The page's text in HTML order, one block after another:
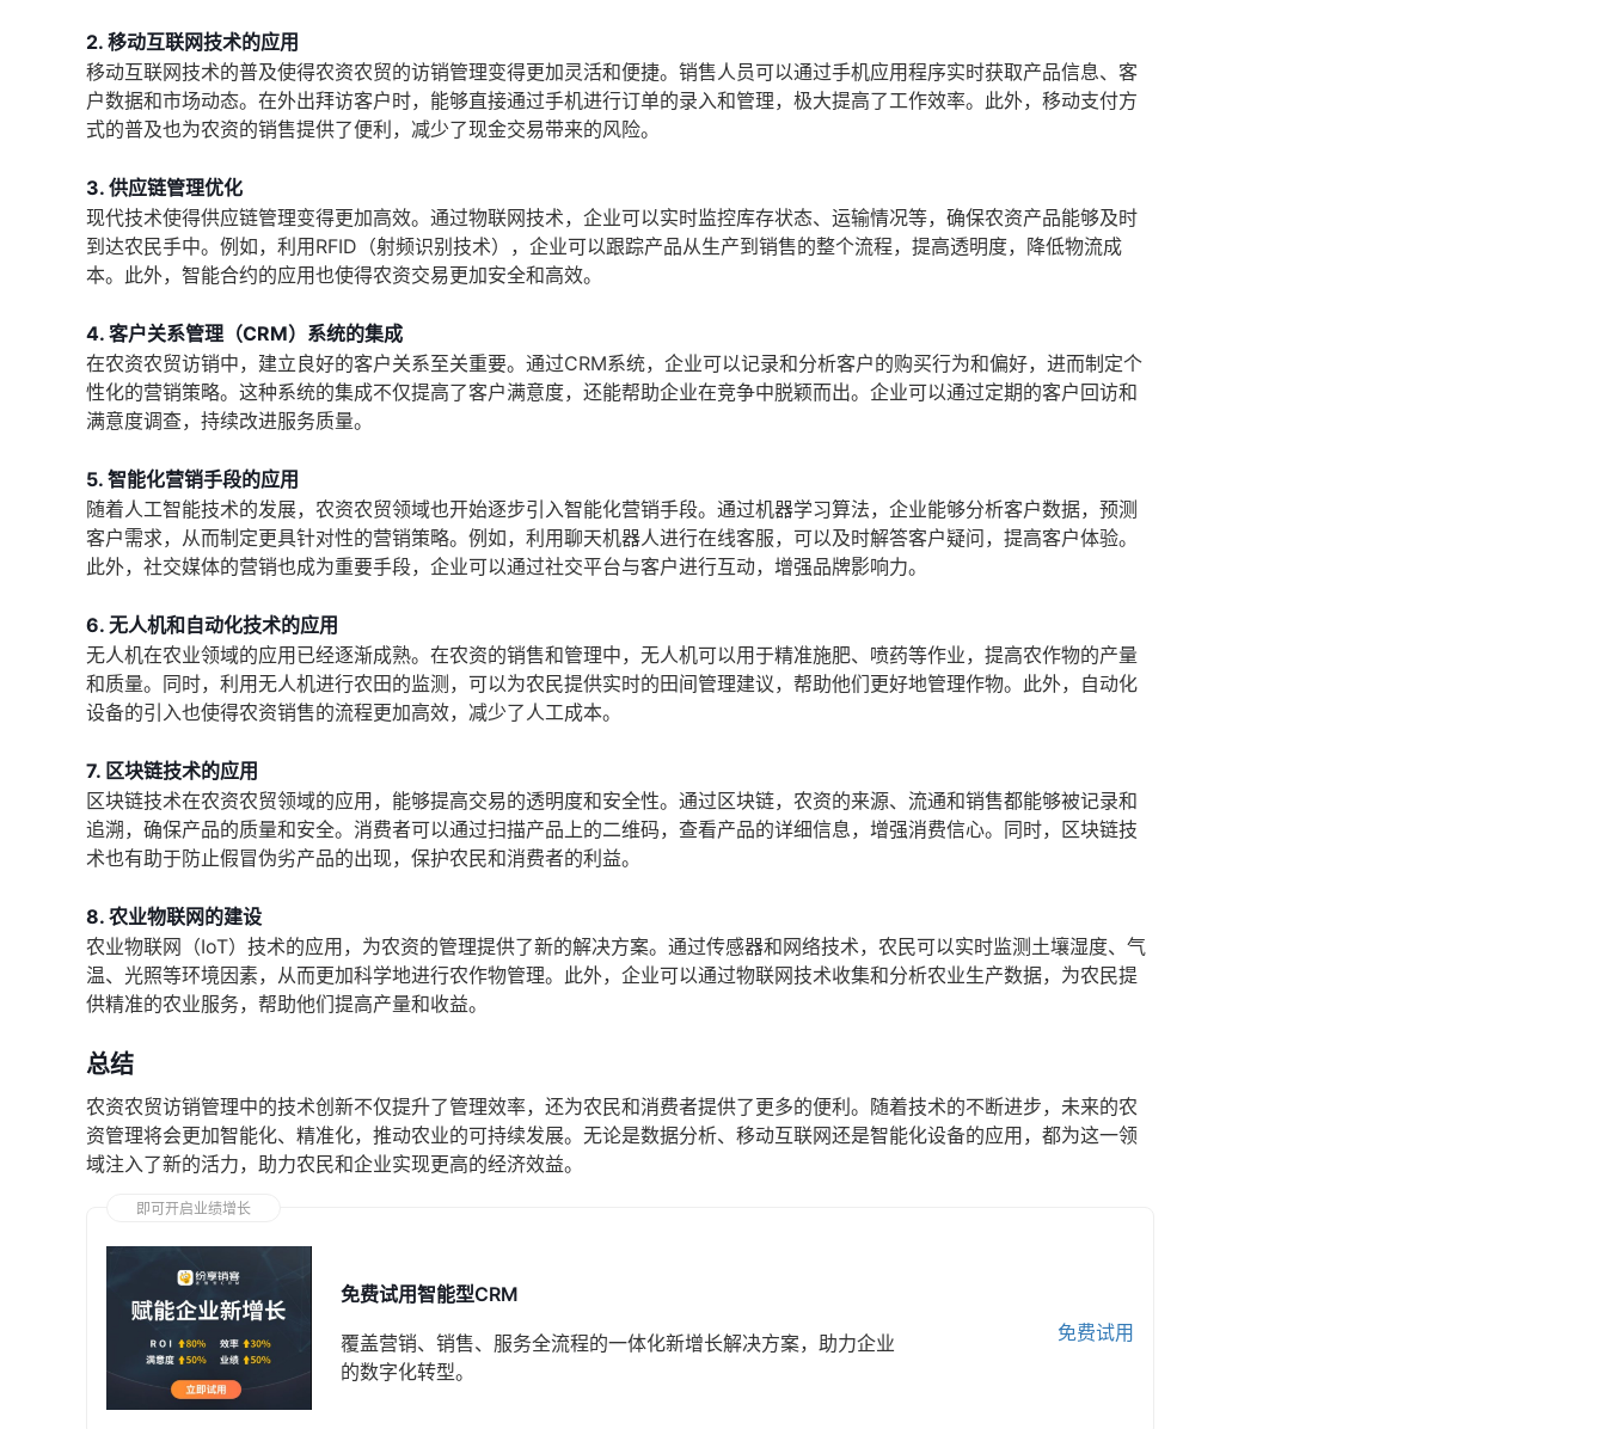
2. 移动互联网技术的应用
移动互联网技术的普及使得农资农贸的访销管理变得更加灵活和便捷。销售人员可以通过手机应用程序实时获取产品信息、客
户数据和市场动态。在外出拜访客户时，能够直接通过手机进行订单的录入和管理，极大提高了工作效率。此外，移动支付方
式的普及也为农资的销售提供了便利，减少了现金交易带来的风险。
3. 供应链管理优化
现代技术使得供应链管理变得更加高效。通过物联网技术，企业可以实时监控库存状态、运输情况等，确保农资产品能够及时
到达农民手中。例如，利用RFID（射频识别技术），企业可以跟踪产品从生产到销售的整个流程，提高透明度，降低物流成
本。此外，智能合约的应用也使得农资交易更加安全和高效。
4. 客户关系管理（CRM）系统的集成
在农资农贸访销中，建立良好的客户关系至关重要。通过CRM系统，企业可以记录和分析客户的购买行为和偏好，进而制定个
性化的营销策略。这种系统的集成不仅提高了客户满意度，还能帮助企业在竞争中脱颖而出。企业可以通过定期的客户回访和
满意度调查，持续改进服务质量。
5. 智能化营销手段的应用
随着人工智能技术的发展，农资农贸领域也开始逐步引入智能化营销手段。通过机器学习算法，企业能够分析客户数据，预测
客户需求，从而制定更具针对性的营销策略。例如，利用聊天机器人进行在线客服，可以及时解答客户疑问，提高客户体验。
此外，社交媒体的营销也成为重要手段，企业可以通过社交平台与客户进行互动，增强品牌影响力。
6. 无人机和自动化技术的应用
无人机在农业领域的应用已经逐渐成熟。在农资的销售和管理中，无人机可以用于精准施肥、喷药等作业，提高农作物的产量
和质量。同时，利用无人机进行农田的监测，可以为农民提供实时的田间管理建议，帮助他们更好地管理作物。此外，自动化
设备的引入也使得农资销售的流程更加高效，减少了人工成本。
7. 区块链技术的应用
区块链技术在农资农贸领域的应用，能够提高交易的透明度和安全性。通过区块链，农资的来源、流通和销售都能够被记录和
追溯，确保产品的质量和安全。消费者可以通过扫描产品上的二维码，查看产品的详细信息，增强消费信心。同时，区块链技
术也有助于防止假冒伪劣产品的出现，保护农民和消费者的利益。
8. 农业物联网的建设
农业物联网（IoT）技术的应用，为农资的管理提供了新的解决方案。通过传感器和网络技术，农民可以实时监测土壤湿度、气
温、光照等环境因素，从而更加科学地进行农作物管理。此外，企业可以通过物联网技术收集和分析农业生产数据，为农民提
供精准的农业服务，帮助他们提高产量和收益。
总结
农资农贸访销管理中的技术创新不仅提升了管理效率，还为农民和消费者提供了更多的便利。随着技术的不断进步，未来的农
资管理将会更加智能化、精准化，推动农业的可持续发展。无论是数据分析、移动互联网还是智能化设备的应用，都为这一领
域注入了新的活力，助力农民和企业实现更高的经济效益。
即可开启业绩增长
免费试用智能型CRM
覆盖营销、销售、服务全流程的一体化新增长解决方案，助力企业
的数字化转型。
免费试用